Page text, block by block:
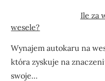
Ile za
wesele?
Wynajem autokaru na
która zyskuje na
swoje…